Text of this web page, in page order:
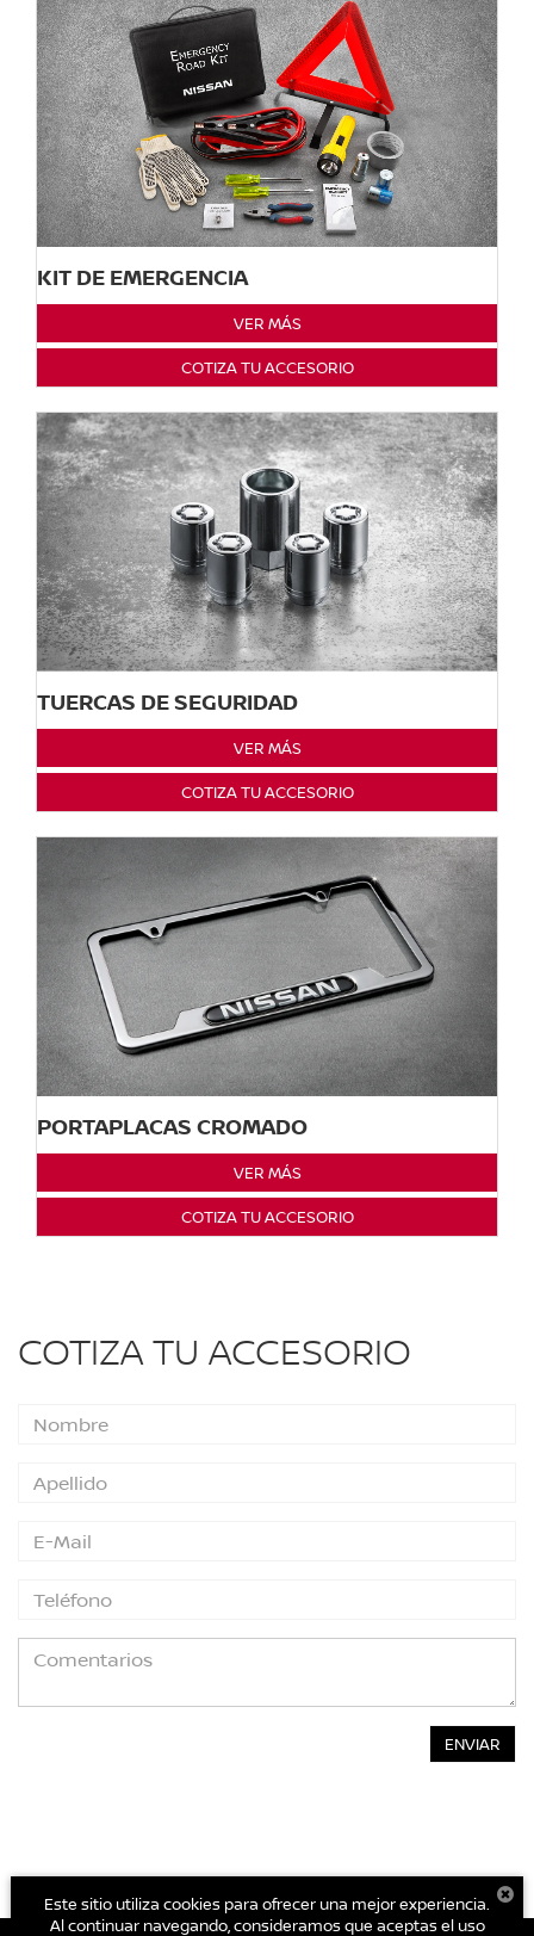
KIT DE EMERGENCIA
VER MÁS
COTIZA TU ACCESORIO
TUERCAS DE SEGURIDAD
VER MÁS
COTIZA TU ACCESORIO
PORTAPLACAS CROMADO
VER MÁS
COTIZA TU ACCESORIO
COTIZA TU ACCESORIO
Este sitio utiliza cookies para ofrecer una mejor experiencia.
Al continuar navegando, consideramos que aceptas el uso